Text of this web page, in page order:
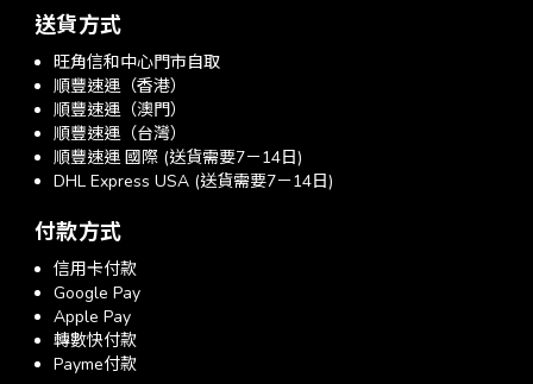
送貨方式
旺角信和中心門市自取
順豐速運（香港）
順豐速運（澳門）
順豐速運（台灣）
順豐速運 國際 (送貨需要7－14日)
DHL Express USA (送貨需要7－14日)
付款方式
信用卡付款
Google Pay
Apple Pay
轉數快付款
Payme付款